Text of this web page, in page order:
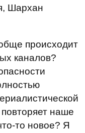
Шархан
происходит
каналов?
наше
то новое? Я